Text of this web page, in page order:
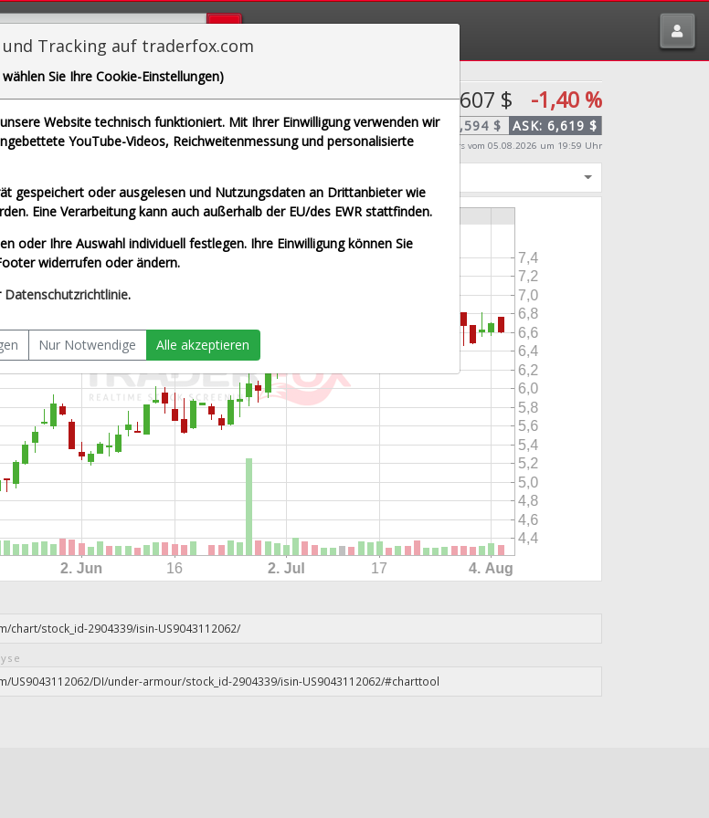
US9043112062]
6,607 $ -1,40 %
BID: 6,594 $ ASK: 6,619 $
Echtzeit-Aktienkurs vom 05.08.2026 um 19:59 Uhr
und Tracking auf traderfox.com
Sie Ihre Cookie-Einstellungen)
Website technisch funktioniert. Mit Ihrer Einwilligung verwenden wir
YouTube-Videos, Reichweitenmessung und personalisierte
gespeichert oder ausgelesen und Nutzungsdaten an Drittanbieter wie
Eine Verarbeitung kann auch außerhalb der EU/des EWR stattfinden.
oder Ihre Auswahl individuell festlegen. Ihre Einwilligung können Sie
widerrufen oder ändern.
Datenschutzrichtlinie.
Nur Notwendige Alle akzeptieren